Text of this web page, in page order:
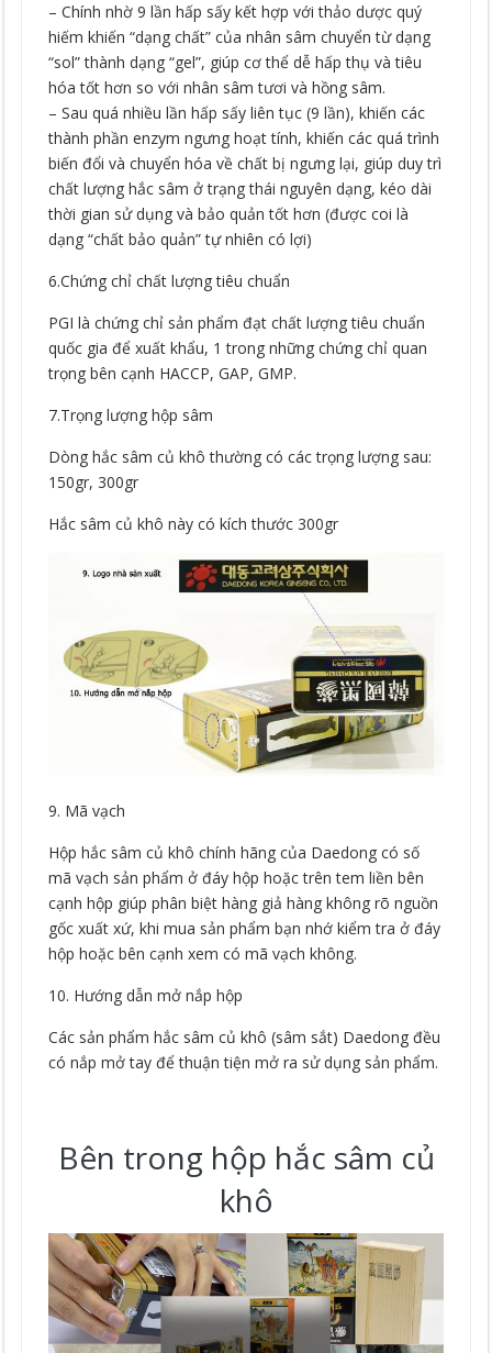
– Chính nhờ 9 lần hấp sấy kết hợp với thảo dược quý
hiếm khiến “dạng chất” của nhân sâm chuyển từ dạng
“sol” thành dạng “gel”, giúp cơ thể dễ hấp thụ và tiêu
hóa tốt hơn so với nhân sâm tươi và hồng sâm.
– Sau quá nhiều lần hấp sấy liên tục (9 lần), khiến các
thành phần enzym ngưng hoạt tính, khiến các quá trình
biến đổi và chuyển hóa về chất bị ngưng lại, giúp duy trì
chất lượng hắc sâm ở trạng thái nguyên dạng, kéo dài
thời gian sử dụng và bảo quản tốt hơn (được coi là
dạng “chất bảo quản” tự nhiên có lợi)
6.Chứng chỉ chất lượng tiêu chuẩn
PGI là chứng chỉ sản phẩm đạt chất lượng tiêu chuẩn
quốc gia để xuất khẩu, 1 trong những chứng chỉ quan
trọng bên cạnh HACCP, GAP, GMP.
7.Trọng lượng hộp sâm
Dòng hắc sâm củ khô thường có các trọng lượng sau:
150gr, 300gr
Hắc sâm củ khô này có kích thước 300gr
9. Mã vạch
Hộp hắc sâm củ khô chính hãng của Daedong có số
mã vạch sản phẩm ở đáy hộp hoặc trên tem liền bên
cạnh hộp giúp phân biệt hàng giả hàng không rõ nguồn
gốc xuất xứ, khi mua sản phẩm bạn nhớ kiểm tra ở đáy
hộp hoặc bên cạnh xem có mã vạch không.
10. Hướng dẫn mở nắp hộp
Các sản phẩm hắc sâm củ khô (sâm sắt) Daedong đều
có nắp mở tay để thuận tiện mở ra sử dụng sản phẩm.
Bên trong hộp hắc sâm củ
khô